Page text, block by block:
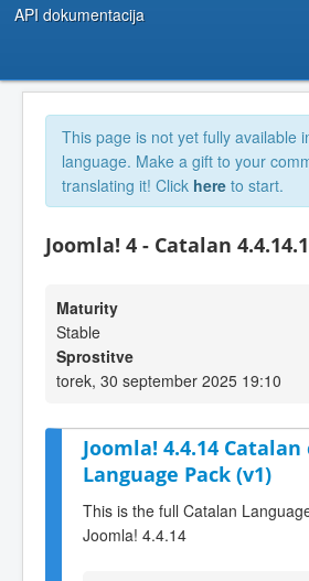
API dokumentacija
This page is not yet fully available
language. Make a gift to your
translating it! Click here to start.
Joomla! 4 - Catalan 4.4.14.1
Maturity
Stable
Sprostitve
torek, 30 september 2025 19:10
Joomla! 4.4.14 Catalan
Language Pack (v1)
This is the full Catalan
Joomla! 4.4.14